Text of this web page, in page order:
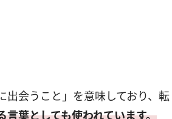
出会うこと」を意味しており、転
葉としても使われています。